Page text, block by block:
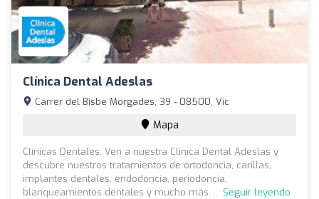
Clínica Dental Adeslas
Carrer del Bisbe Morgades, 39 - 08500, Vic
Mapa
Clínicas Dentales: Ven a nuestra Clínica Dental Adeslas y
descubre nuestros tratamientos de ortodoncia, carillas,
implantes dentales, endodoncia, periodoncia,
blanqueamientos dentales y mucho más. ... Seguir leyendo